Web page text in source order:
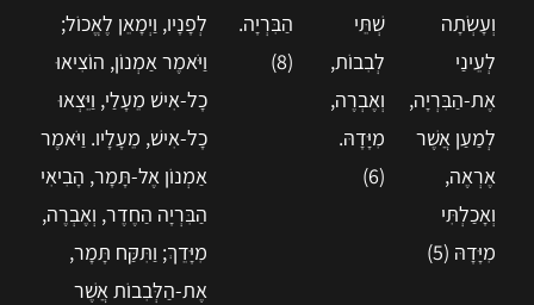
וְעָשְׂתָה
לְעֵינַי
אֶת-הַבִּרְיָה,
לְמַעַן אֲשֶׁר
אֶרְאֶה,
וְאָכַלְתִּי
מִיָּדָהּ (5)
שְׁתֵּי
לְבִבוֹת,
וְאֶבְרֶה,
מִיָּדָהּ.
(6)
הַבִּרְיָה.
(8)
לְפָנָיו, וַיְמָאֵן לֶאֱכוֹל;
וַיֹּאמֶר אַמְנוֹן, הוֹצִיאוּ
כָל-אִישׁ מֵעָלַי, וַיֵּצְאוּ
כָל-אִישׁ, מֵעָלָיו. וַיֹּאמֶר
אַמְנוֹן אֶל-תָּמָר, הָבִיאִי
הַבִּרְיָה הַחֶדֶר, וְאֶבְרֶה,
מִיָּדֵךְ; וַתִּקַּח תָּמָר,
אֶת-הַלְּבִבוֹת אֲשֶׁר